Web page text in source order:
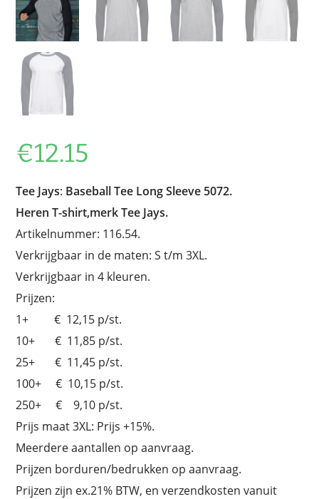
€12.15
Tee Jays: Baseball Tee Long Sleeve 5072.
Heren T-shirt,merk Tee Jays.
Artikelnummer: 116.54.
Verkrijgbaar in de maten: S t/m 3XL.
Verkrijgbaar in 4 kleuren.
Prijzen:
1+ € 12,15 p/st.
10+ € 11,85 p/st.
25+ € 11,45 p/st.
100+ € 10,15 p/st.
250+ € 9,10 p/st.
Prijs maat 3XL: Prijs +15%.
Meerdere aantallen op aanvraag.
Prijzen borduren/bedrukken op aanvraag.
Prijzen zijn ex.21% BTW, en verzendkosten vanuit